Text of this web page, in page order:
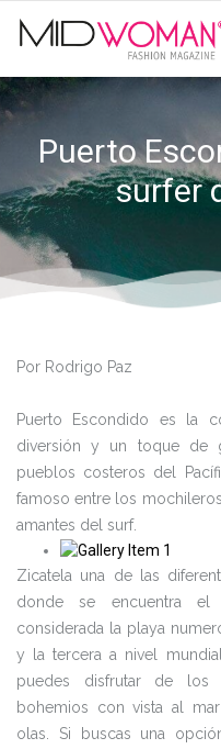
Puerto
surfer
Por Rodrigo Paz
Puerto Escondido es la
diversión y un toque de
pueblos costeros del
famoso entre los
amantes del surf.
Zicatela una de las
donde se encuentra el
considerada la playa
y la tercera a nivel
puedes disfrutar de los
bohemios con vista al
olas. Si buscas una